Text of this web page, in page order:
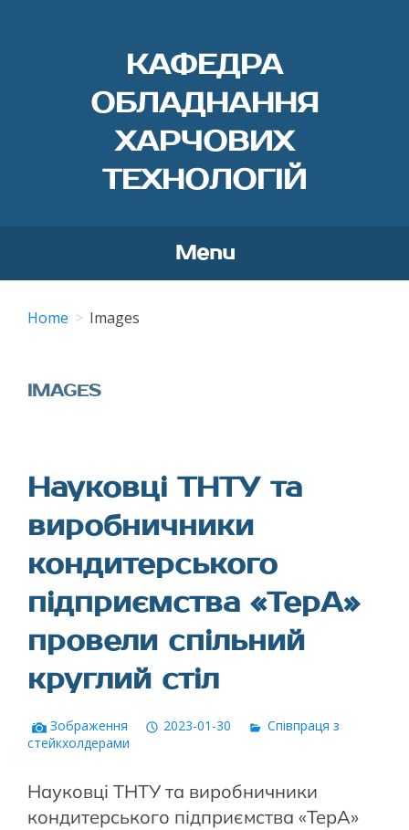
КАФЕДРА
ОБЛАДНАННЯ
ХАРЧОВИХ
ТЕХНОЛОГІЙ
Menu
Home Images
IMAGES
Науковці ТНТУ та
виробничники
кондитерського
підприємства «ТерА»
провели спільний
круглий стіл
Зображення 2023-01-30
Співпраця з
стейкхолдерами
Науковці ТНТУ та виробничники
кондитерського підприємства «ТерА»